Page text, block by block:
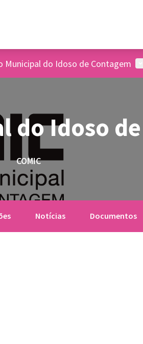
Municipal do Idoso de Contagem
do Idoso
COMIC
Notícias Documentos